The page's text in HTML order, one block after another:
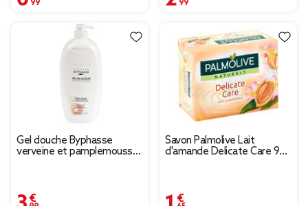
Gel douche Byphasse
verveine et pamplemousse
3,99 €
Savon Palmolive Lait
d'amande Delicate Care 90g
1,65 €